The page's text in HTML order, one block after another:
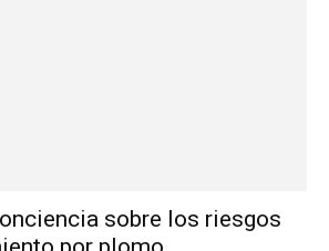
sobre los riesgos